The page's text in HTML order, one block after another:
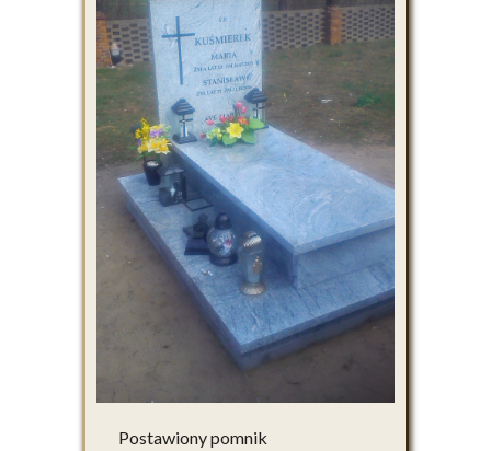
Postawiony pomnik